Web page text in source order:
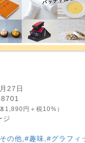
27日
体1,890円＋税10%）
ジ
の他 #趣味 #グラフィ